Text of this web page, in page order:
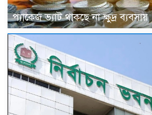
প্যাকেজ ভ্যাট থাকছে না ক্ষুদ্র ব্যবসায়